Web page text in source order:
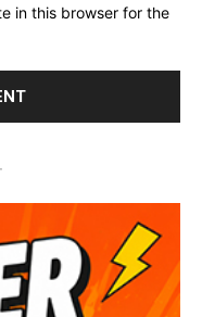
in this browser for the